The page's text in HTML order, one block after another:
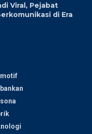
Viral, Pejabat
di Era